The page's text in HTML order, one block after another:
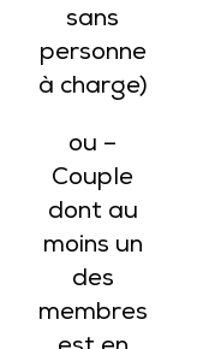
sans
personne
à charge)
ou –
Couple
dont au
moins un
des
membres